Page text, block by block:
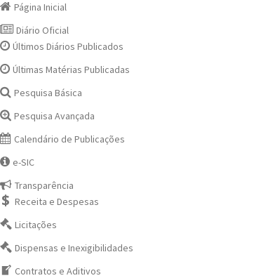
Página Inicial
Diário Oficial
Últimos Diários Publicados
Últimas Matérias Publicadas
Pesquisa Básica
Pesquisa Avançada
Calendário de Publicações
e-SIC
Transparência
Receita e Despesas
Licitações
Dispensas e Inexigibilidades
Contratos e Aditivos